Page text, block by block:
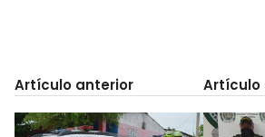
Artículo anterior Artículo